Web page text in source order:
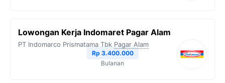
Lowongan Kerja Indomaret Pagar Alam
PT Indomarco Prismatama Tbk Pagar Alam
Rp 3.400.000
Bulanan